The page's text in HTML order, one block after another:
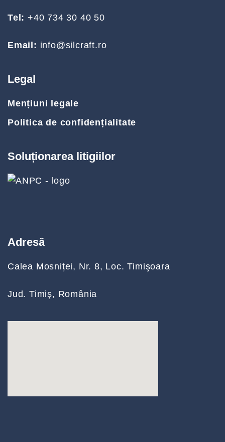
Tel: +40 734 30 40 50
Email: info@silcraft.ro
Legal
Mențiuni legale
Politica de confidențialitate
Soluționarea litigiilor
Adresă
Calea Mosniței, Nr. 8, Loc. Timişoara
Jud. Timiş, România